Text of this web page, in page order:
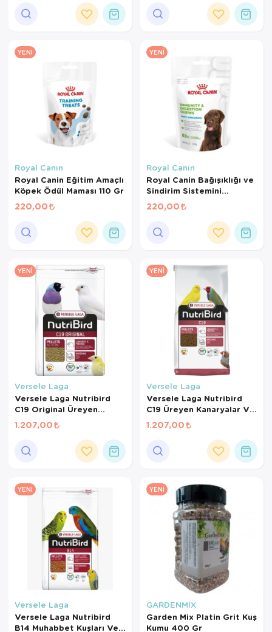
YENI
Royal Canın
Royal Canin Eğitim Amaçlı
Köpek Ödül Maması 110 Gr
220,00
YENI
Royal Canın
Royal Canin Bağışıklığı ve
Sindirim Sistemini
Destekleyen Tamamlayıcı
Yavru Köpek Ödül Maması
220,00
YENI
Versele Laga
Versele Laga Nutribird
C19 Original Üreyen
Kanaryalar Ve Finçler İçin
1.207,00
YENI
Versele Laga
Versele Laga Nutribird
C19 Üreyen Kanaryalar Ve
Finçler İçin Meyveli Pelet
Yem 3 Kg
1.207,00
YENI
Versele Laga
Versele Laga Nutribird
B14 Muhabbet Kuşları Ve
YENI
GARDENMİX
Garden Mix Platin Grit Kuş
Kumu 400 Gr